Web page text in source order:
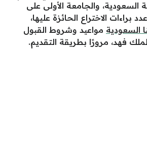
السعودية، والجامعة الأولى على
براءات الاختراع الحائزة عليها،
السعودية مواعيد وشروط القبول
فهد، مرورًا بطريقة التقديم.